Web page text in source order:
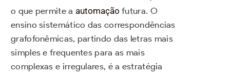
o que permite a automação futura. O
ensino sistemático das correspondências
grafofonêmicas, partindo das letras mais
simples e frequentes para as mais
complexas e irregulares, é a estratégia